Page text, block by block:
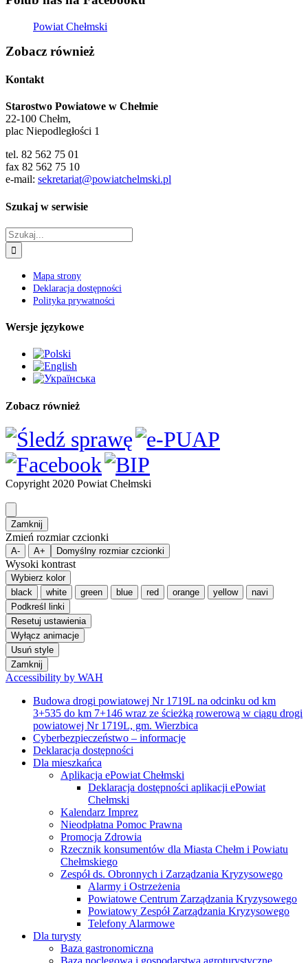
Powiat Chełmski
Zobacz również
Kontakt
Starostwo Powiatowe w Chełmie
22-100 Chełm,
plac Niepodległości 1
tel. 82 562 75 01
fax 82 562 75 10
e-mail: sekretariat@powiatchelmski.pl
Szukaj w serwisie
Szukaj
Mapa strony
Deklaracja dostępności
Polityka prywatności
Wersje językowe
Zobacz również
Copyright 2020 Powiat Chełmski
Zamknij
Zmień rozmiar czcionki
A- A+ Domyślny rozmiar czcionki
Wysoki kontrast
Wybierz kolor
black
white green blue red orange yellow
navi
Podkreśl linki
Resetuj ustawienia
Wyłącz animacje
Usuń style
Zamknij
Accessibility by WAH
Budowa drogi powiatowej Nr 1719L na odcinku od km
3+535 do km 7+146 wraz ze ścieżką rowerową w ciągu drogi
powiatowej Nr 1719L, gm. Wierzbica
Cyberbezpieczeństwo – informacje
Deklaracja dostępności
Dla mieszkańca
Aplikacja ePowiat Chełmski
Deklaracja dostępności aplikacji ePowiat
Chełmski
Kalendarz Imprez
Nieodpłatna Pomoc Prawna
Promocja Zdrowia
Rzecznik konsumentów dla Miasta Chełm i Powiatu
Chełmskiego
Zespół ds. Obronnych i Zarządzania Kryzysowego
Alarmy i Ostrzeżenia
Powiatowe Centrum Zarządzania Kryzysowego
Powiatowy Zespół Zarządzania Kryzysowego
Telefony Alarmowe
Dla turysty
Baza gastronomiczna
Baza noclegowa i gospodarstwa agroturystyczne